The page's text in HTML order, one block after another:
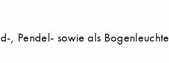
, Pendel- sowie als Bogenleuchte